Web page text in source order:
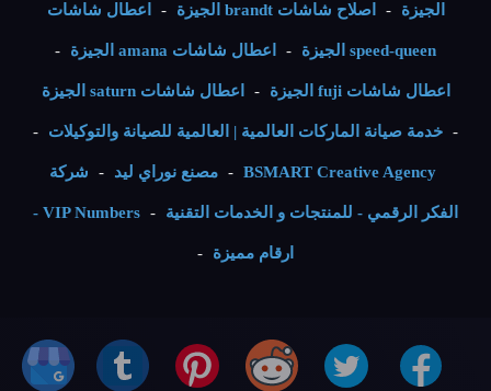
الجيزة - اصلاح شاشات brandt الجيزة - اعطال شاشات
speed-queen الجيزة - اعطال شاشات amana الجيزة -
اعطال شاشات fuji الجيزة - اعطال شاشات saturn الجيزة
- خدمة صيانة الماركات العالمية | العالمية للصيانة والتوكيلات -
BSMART Creative Agency
- مصنع نوراي ليد - شركة
الفكر الرقمي - للمنتجات و الخدمات التقنية -
VIP Numbers -
ارقام مميزة -